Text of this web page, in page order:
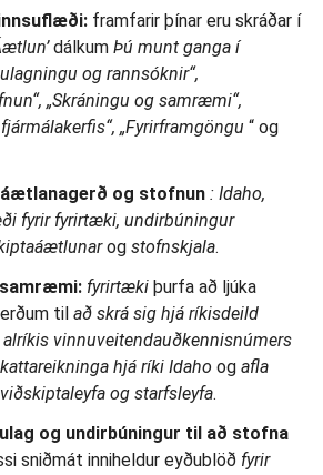
framfarir þínar eru skráðar í
dálkum Þú munt ganga í
og rannsóknir“,
„Skráningu og samræmi“,
„Fyrirframgöngu “ og
og stofnun : Idaho,
fyrir fyrirtæki, undirbúningur
og stofnskjala.
fyrirtæki þurfa að ljúka
til að skrá sig hjá ríkisdeild
alríkis vinnuveitendauðkennisnúmers
hjá ríki Idaho og afla
og starfsleyfa.
og undirbúningur til að stofna
sniðmát inniheldur eyðublöð fyrir